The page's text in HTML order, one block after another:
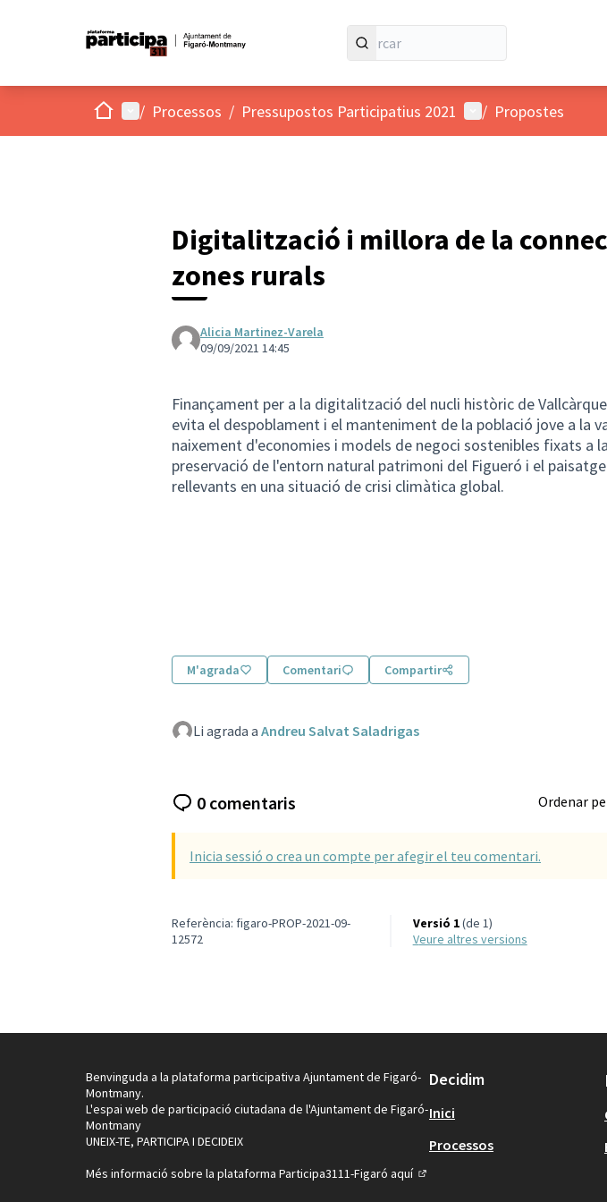
Inici Menú principal
/ Processos / Pressupostos Participatius 2021 Menú d'usuari
/ Propostes
Digitalització i millora de la
zones rurals
Alicia Martinez-Varela
09/09/2021 14:45
Finançament per a la digitalització del nucli històric de
evita el despoblament i el manteniment de la població jove a la
naixement d'economies i models de negoci sostenibles fixats a
preservació de l'entorn natural patrimoni del Figueró i el
rellevants en una situació de crisi climàtica global.
M'agrada Comentari Compartir
Li agrada a Andreu Salvat Saladrigas
0 comentaris Ordenar
Inicia sessió o crea un compte per afegir el teu comentari.
Referència: figaro-PROP-2021-09-
12572
Versió 1(de 1)
veure altres versions
Benvinguda a la plataforma participativa Ajuntament de Figaró-
Montmany.
L'espai web de participació ciutadana de l'Ajuntament de Figaró-
Montmany
UNEIX-TE, PARTICIPA I DECIDEIX
Més informació sobre la plataforma Participa3111-Figaró aquí
Decidim
Inici
Processos